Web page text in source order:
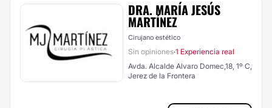
DRA. MARÍA JESÚS
MARTÍNEZ
Cirujano estético
Sin opiniones·1 Experiencia real
Avda. Alcalde Alvaro Domec,18, 1º C,
Jerez de la Frontera